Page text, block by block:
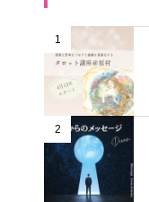
1
2